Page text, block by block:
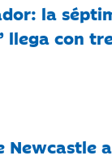
la
llega con
Newcastle